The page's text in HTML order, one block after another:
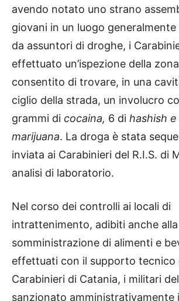
avendo notato uno strano
giovani in un luogo
da assuntori di droghe, i
effettuato un’ispezione della
consentito di trovare, in una
ciglio della strada, un involucro
grammi di cocaina, 6 di hashish
marijuana. La droga è stata
inviata ai Carabinieri del R.I.S. di
analisi di laboratorio.
Nel corso dei controlli ai locali di
intrattenimento, adibiti anche alla
somministrazione di alimenti e
effettuati con il supporto tecnico
Carabinieri di Catania, i militari
sanzionato amministrativamente